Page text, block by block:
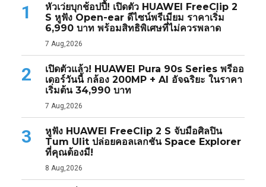
1
หัวเว่ยบุกช้อปปี้! เปิดตัว HUAWEI FreeClip 2
S หูฟัง Open-ear ดีไซน์พรีเมียม ราคาเริ่ม
6,990 บาท พร้อมสิทธิพิเศษที่ไม่ควรพลาด
7 Aug,2026
2
เปิดตัวแล้ว! HUAWEI Pura 90s Series พรีออ
เดอร์วันนี้ กล้อง 200MP + AI อัจฉริยะ ในราคา
เริ่มต้น 34,990 บาท
7 Aug,2026
3
หูฟัง HUAWEI FreeClip 2 S จับมือศิลปิน
Tum Ulit ปล่อยคอลเลกชัน Space Explorer
ที่คุณต้องมี!
8 Aug,2026